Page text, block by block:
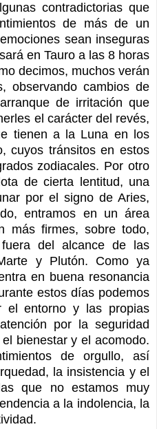
contradictorias que
de más de un
sean inseguras
en Tauro a las 8 horas
decimos, muchos verán
observando cambios de
de irritación que
el carácter del revés,
tienen a la Luna en los
cuyos tránsitos en estos
zodiacales. Por otro
de cierta lentitud, una
por el signo de Aries,
entramos en un área
más firmes, sobre todo,
del alcance de las
y Plutón. Como ya
en buena resonancia
estos días podemos
el entorno y las propias
por la seguridad
bienestar y el acomodo.
de orgullo, así
la insistencia y el
que no estamos muy
a la indolencia, la